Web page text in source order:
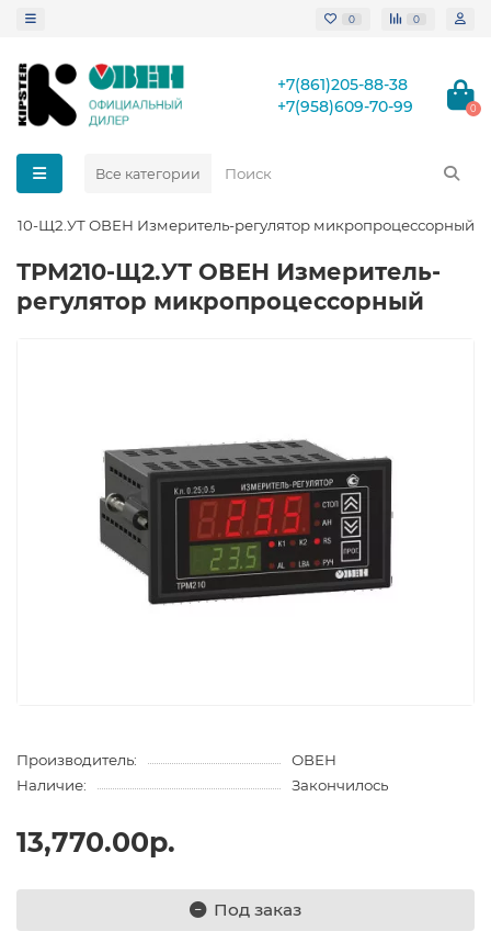
0 0
+7(861)205-88-38
+7(958)609-70-99
0
Все категории
Щ2.УТ ОВЕН Измеритель-регулятор микропроцессорный
ТРМ210-Щ2.УТ ОВЕН Измеритель-
регулятор микропроцессорный
Производитель:
ОВЕН
Наличие:
Закончилось
13,770.00р.
Под заказ